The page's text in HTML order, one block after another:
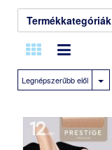
Termékkategóriák
Legnépszerűbb elől